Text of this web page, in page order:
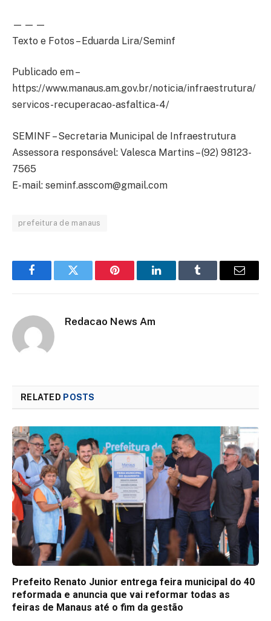
— — —
Texto e Fotos – Eduarda Lira/Seminf
Publicado em –
https://www.manaus.am.gov.br/noticia/infraestrutura/
servicos-recuperacao-asfaltica-4/
SEMINF – Secretaria Municipal de Infraestrutura
Assessora responsável: Valesca Martins – (92) 9​8123-
7565
E-mail: seminf.asscom@gmail.com
prefeitura de manaus
FacebookTwitter Pinterest LinkedInTumblr Email
Redacao News Am
RELATED POSTS
Prefeito Renato Junior entrega feira municipal do 40
reformada e anuncia que vai reformar todas as
feiras de Manaus até o fim da gestão